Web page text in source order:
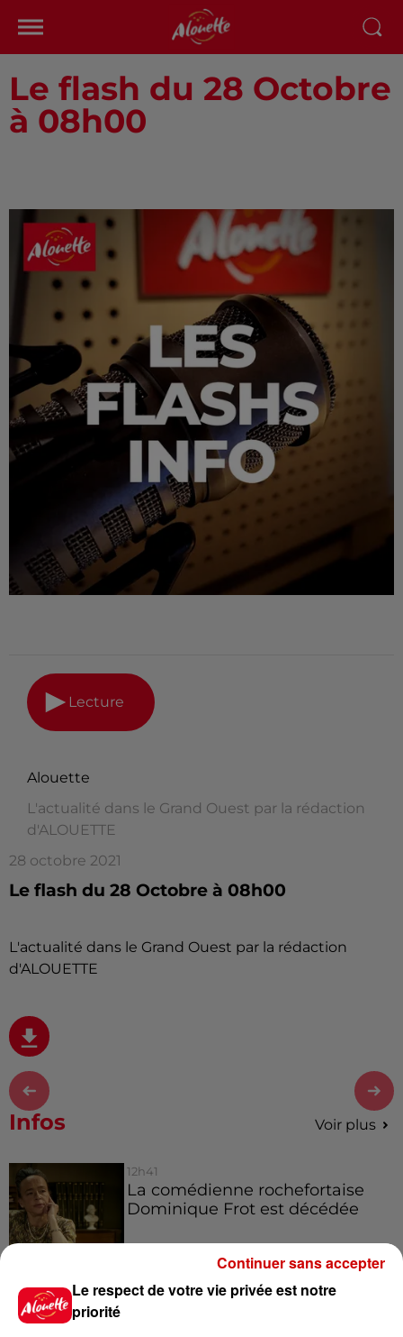
Le flash du 28 Octobre
à 08h00
Lecture
Alouette
L'actualité dans le Grand Ouest par la rédaction
d'ALOUETTE
28 octobre 2021
Le flash du 28 Octobre à 08h00
L'actualité dans le Grand Ouest par la rédaction
d'ALOUETTE
Infos Voir plus
12h41
La comédienne rochefortaise
Dominique Frot est décédée
11h12
Le respect de votre vie privée est notre
priorité
Continuer sans accepter